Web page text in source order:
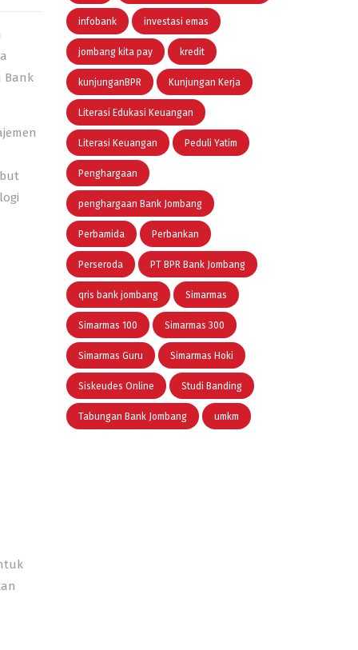
Bank
infobank investasi emas
jombang kita pay kredit
kunjunganBPR Kunjungan Kerja
Literasi Edukasi Keuangan
Literasi Keuangan Peduli Yatim
Penghargaan
penghargaan Bank Jombang
Perbamida Perbankan
Perseroda PT BPR Bank Jombang
qris bank jombang Simarmas
Simarmas 100 Simarmas 300
Simarmas Guru Simarmas Hoki
Siskeudes Online Studi Banding
Tabungan Bank Jombang umkm